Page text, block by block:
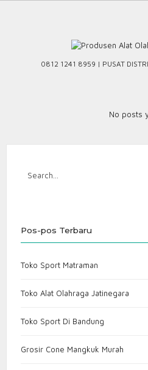
0812 1241 8959 | PUSAT
No posts
Pos-pos Terbaru
Toko Sport Matraman
Toko Alat Olahraga Jatinegara
Toko Sport Di Bandung
Grosir Cone Mangkuk Murah